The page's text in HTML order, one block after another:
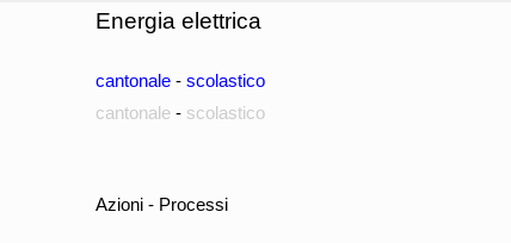
Energia elettrica
cantonale - scolastico
cantonale - scolastico
Azioni - Processi